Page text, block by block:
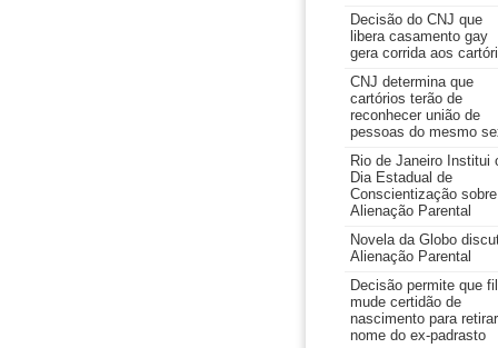
Decisão do CNJ que
libera casamento gay
gera corrida aos
CNJ determina que
cartórios terão de
reconhecer união de
pessoas do mesmo
Rio de Janeiro Institui
Dia Estadual de
Conscientização sobre
Alienação Parental
Novela da Globo
Alienação Parental
Decisão permite que
mude certidão de
nascimento para retirar
nome do ex-padrasto